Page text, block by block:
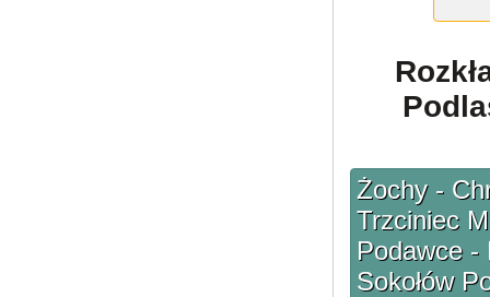
Żochy -
Trzciniec
Podawce -
Sokołów